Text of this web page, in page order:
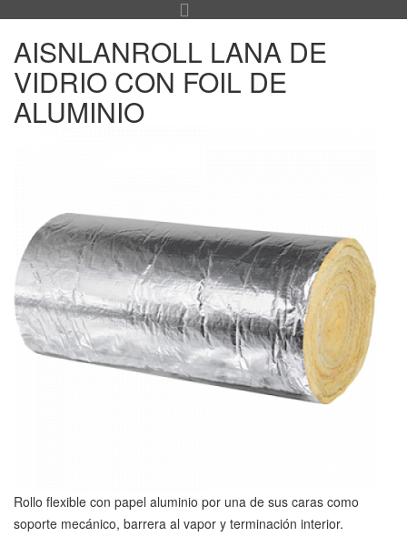
AISNLANROLL LANA DE
VIDRIO CON FOIL DE
ALUMINIO
Rollo flexible con papel aluminio por una de sus caras como
soporte mecánico, barrera al vapor y terminación interior.